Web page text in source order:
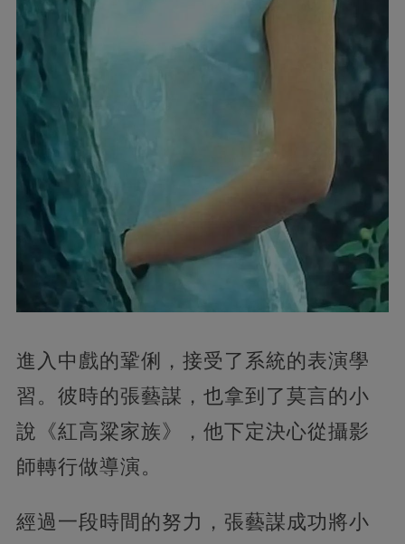
進入中戲的鞏俐，接受了系統的表演學
習。彼時的張藝謀，也拿到了莫言的小
說《紅高粱家族》，他下定決心從攝影
師轉行做導演。
經過一段時間的努力，張藝謀成功將小